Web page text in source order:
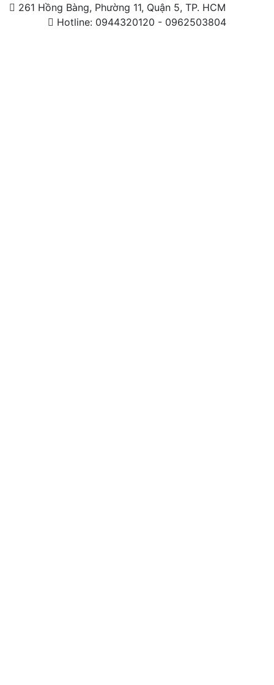
261 Hồng Bàng, Phường 11, Quận 5, TP. HCM
Hotline: 0944320120 - 0962503804